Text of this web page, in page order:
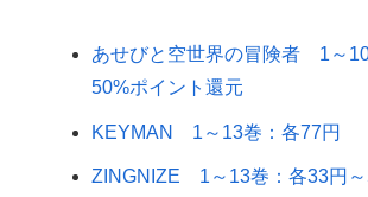
あせびと空世界の冒険者 1～
50%ポイント還元
KEYMAN 1～13巻：各77円
ZINGNIZE 1～13巻：各33円